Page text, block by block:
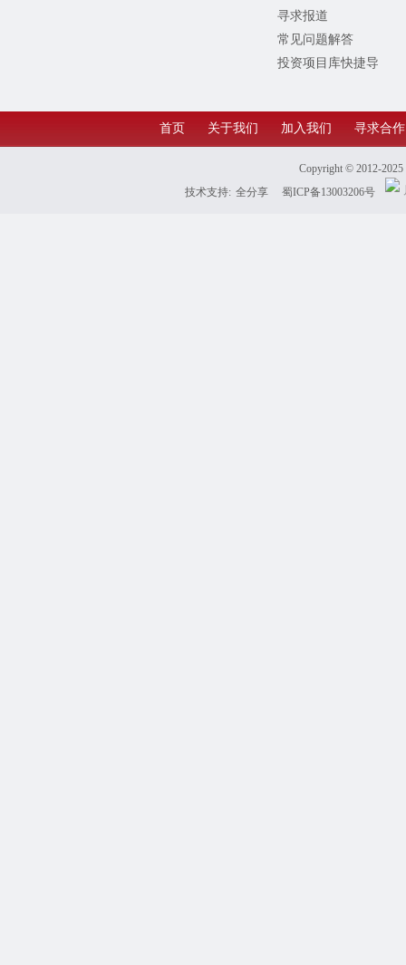
寻求报道
常见问题解答
投资项目库快捷导
首页 关于我们 加入我们 寻求合作
Copyright © 2012-2025
技术支持: 全分享 蜀ICP备13003206号